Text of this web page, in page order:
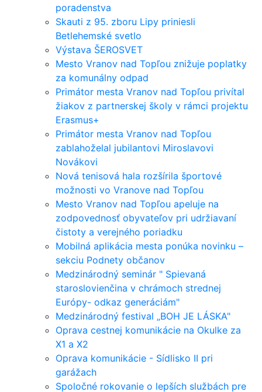
poradenstva
Skauti z 95. zboru Lipy priniesli
Betlehemské svetlo
Výstava ŠEROSVET
Mesto Vranov nad Topľou znižuje poplatky
za komunálny odpad
Primátor mesta Vranov nad Topľou privítal
žiakov z partnerskej školy v rámci projektu
Erasmus+
Primátor mesta Vranov nad Topľou
zablahoželal jubilantovi Miroslavovi
Novákovi
Nová tenisová hala rozšírila športové
možnosti vo Vranove nad Topľou
Mesto Vranov nad Topľou apeluje na
zodpovednosť obyvateľov pri udržiavaní
čistoty a verejného poriadku
Mobilná aplikácia mesta ponúka novinku –
sekciu Podnety občanov
Medzinárodný seminár " Spievaná
staroslovienčina v chrámoch strednej
Európy- odkaz generáciám"
Medzinárodný festival „BOH JE LÁSKA"
Oprava cestnej komunikácie na Okulke za
X1 a X2
Oprava komunikácie - Sídlisko II pri
garážach
Spoločné rokovanie o lepších službách pre